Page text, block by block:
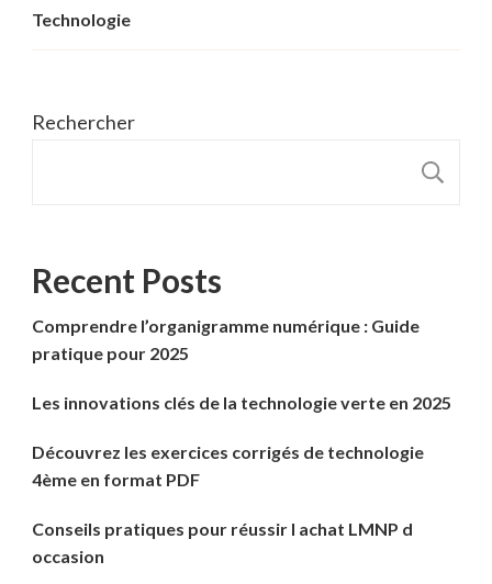
Technologie
Rechercher
Recent Posts
Comprendre l’organigramme numérique : Guide
pratique pour 2025
Les innovations clés de la technologie verte en 2025
Découvrez les exercices corrigés de technologie
4ème en format PDF
Conseils pratiques pour réussir l achat LMNP d
occasion